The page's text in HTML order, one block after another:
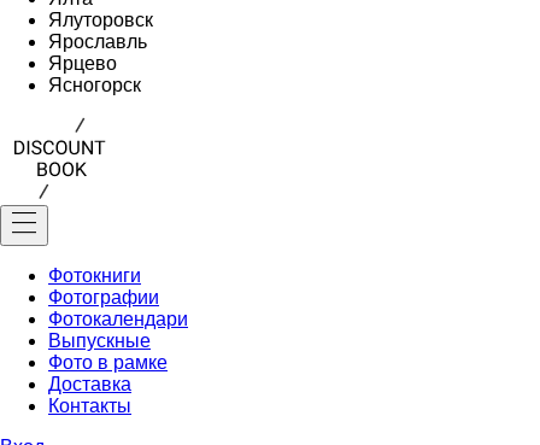
Ялуторовск
Ярославль
Ярцево
Ясногорск
Фотокниги
Фотографии
Фотокалендари
Выпускные
Фото в рамке
Доставка
Контакты